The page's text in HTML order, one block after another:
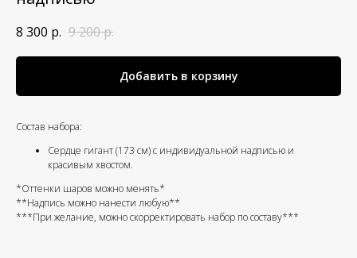
8 300 р. 9 200р.
Добавить в корзину
Состав набора:
Сердце гигант (173 см) с индивидуальной надписью и
красивым хвостом.
*Оттенки шаров можно менять*
**Надпись можно нанести любую**
***При желание, можно скорректировать набор по составу***